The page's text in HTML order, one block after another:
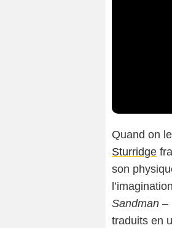
Quand on
Sturridge
son
Sandman –
traduits en